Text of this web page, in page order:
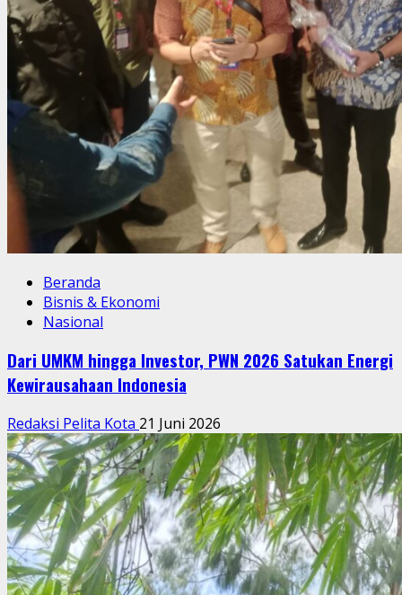
Beranda
Bisnis & Ekonomi
Nasional
Dari UMKM hingga Investor, PWN 2026 Satukan Energi
Kewirausahaan Indonesia
Redaksi Pelita Kota 21 Juni 2026